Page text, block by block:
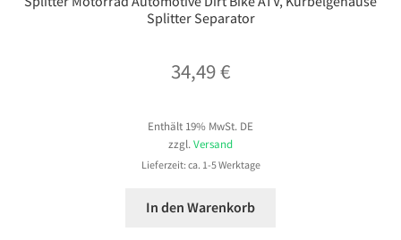
Splitter Separator
34,49€
Enthält 19% MwSt. DE
zzgl. Versand
Lieferzeit: ca. 1-5 Werktage
In den Warenkorb